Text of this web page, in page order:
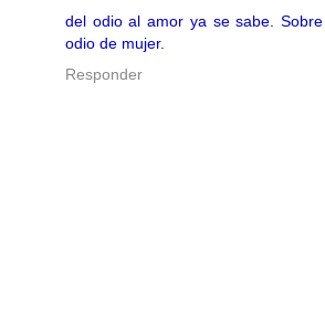
del odio al amor ya se sabe.
odio de mujer.
Responder